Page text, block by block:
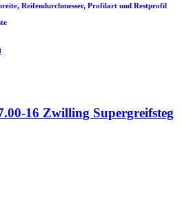
Reifendurchmesser, Profilart und Restprofil
16 Zwilling Supergreifsteg